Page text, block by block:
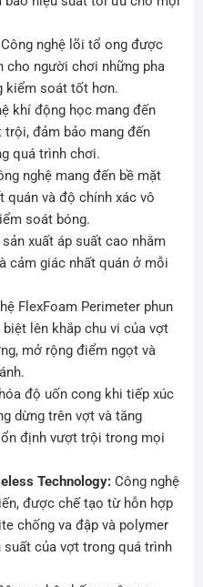
nghệ lõi tổ ong được
cho người chơi những pha
kiểm soát tốt hơn.
khí động học mang đến
đảm bảo mang đến
quá trình chơi.
nghệ mang đến bề mặt
quán và độ chính xác vô
soát bóng.
xuất áp suất cao nhằm
cảm giác nhất quán ở mỗi
FlexFoam Perimeter phun
lên khắp chu vi của vợt
mở rộng điểm ngọt và
độ uốn cong khi tiếp xúc
dừng trên vợt và tăng
định vượt trội trong mọi
Technology:Công nghệ
được chế tạo từ hỗn hợp
chống va đập và polymer
suất của vợt trong quá trình